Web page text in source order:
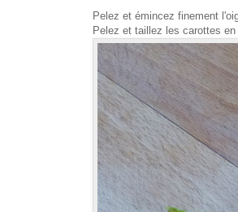
Pelez et émincez finement
Pelez et taillez les carottes en